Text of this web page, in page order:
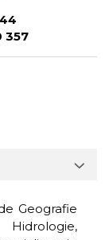
357
Geografie